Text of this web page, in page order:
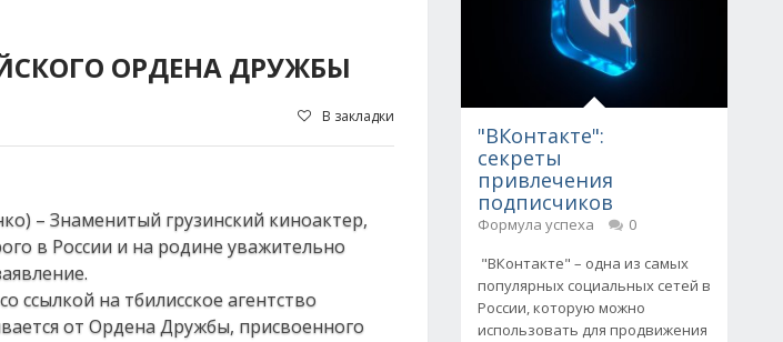
ОРДЕНА ДРУЖБЫ
В закладки
– Знаменитый грузинский киноактер,
в России и на родине уважительно
ссылкой на тбилисское агентство
от Ордена Дружбы, присвоенного
"ВКонтакте":
секреты
привлечения
подписчиков
Формула успеха
0
"ВКонтакте" – одна из самых
популярных социальных сетей в
России, которую можно
использовать для продвижения